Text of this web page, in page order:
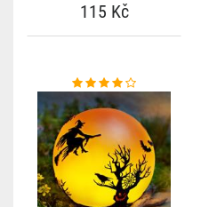
115 Kč